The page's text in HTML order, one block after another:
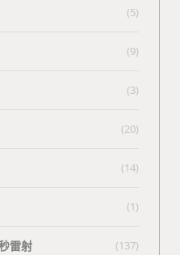
(5)
(9)
(3)
(20)
(14)
(1)
雷射 (137)